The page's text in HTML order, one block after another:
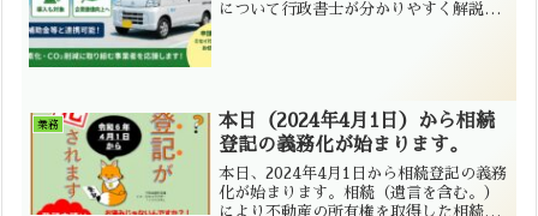
について行政書士が分かりやすく解説。
業務
本日（2024年4月1日）から相続
登記の義務化が始まります。
本日、2024年4月1日から相続登記の義務
化が始まります。相続（遺言を含む。）
により不動産の所有権を取得した相続人